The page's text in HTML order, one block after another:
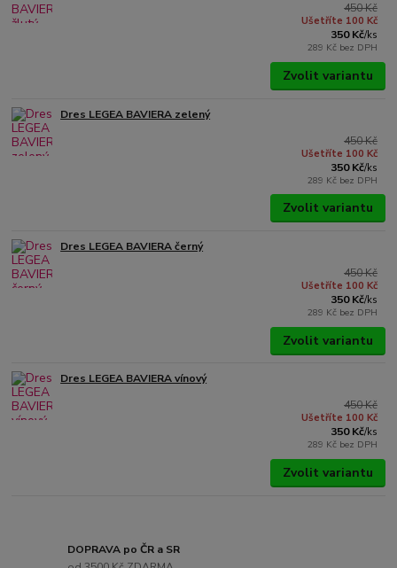
450 Kč
Ušetříte 100 Kč
350 Kč/ks
289 Kč bez DPH
Zvolit variantu
Dres LEGEA BAVIERA zelený
450 Kč
Ušetříte 100 Kč
350 Kč/ks
289 Kč bez DPH
Zvolit variantu
Dres LEGEA BAVIERA černý
450 Kč
Ušetříte 100 Kč
350 Kč/ks
289 Kč bez DPH
Zvolit variantu
Dres LEGEA BAVIERA vínový
450 Kč
Ušetříte 100 Kč
350 Kč/ks
289 Kč bez DPH
Zvolit variantu
DOPRAVA po ČR a SR